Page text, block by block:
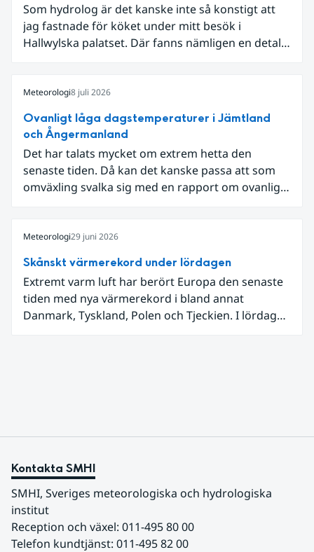
Som hydrolog är det kanske inte så konstigt att
jag fastnade för köket under mitt besök i
Hallwylska palatset. Där fanns nämligen en detalj
Meteorologi8 juli 2026
Ovanligt låga dagstemperaturer i Jämtland
och Ångermanland
Det har talats mycket om extrem hetta den
senaste tiden. Då kan det kanske passa att som
omväxling svalka sig med en rapport om ovanligt
Meteorologi29 juni 2026
Skånskt värmerekord under lördagen
Extremt varm luft har berört Europa den senaste
tiden med nya värmerekord i bland annat
Danmark, Tyskland, Polen och Tjeckien. I lördags
Kontakta SMHI
SMHI, Sveriges meteorologiska och hydrologiska
institut
Reception och växel: 011-495 80 00
Telefon kundtjänst: 011-495 82 00